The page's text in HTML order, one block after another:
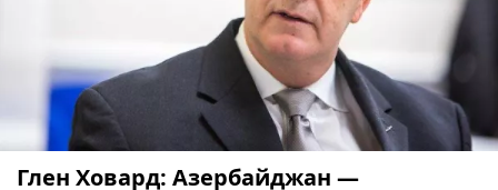
Глен Ховард: Азербайджан —